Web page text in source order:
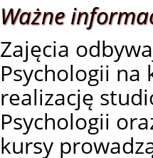
Ważne
Zajęcia
Psychologii na
realizację
Psychologii
kursy